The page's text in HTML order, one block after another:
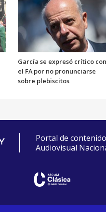
García se expresó crítico con
el FA por no pronunciarse
sobre plebiscitos
Portal de
Audiovisual